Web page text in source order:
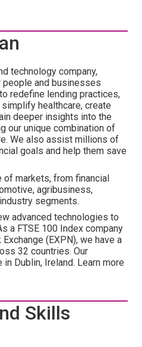
technology company,
and businesses
redefine lending practices,
healthcare, create
deeper insights into the
our unique combination of
We also assist millions of
goals and help them save
of markets, from financial
agribusiness,
segments.
advanced technologies to
a FTSE 100 Index company
(EXPN), we have a
32 countries. Our
Dublin, Ireland. Learn more
Skills